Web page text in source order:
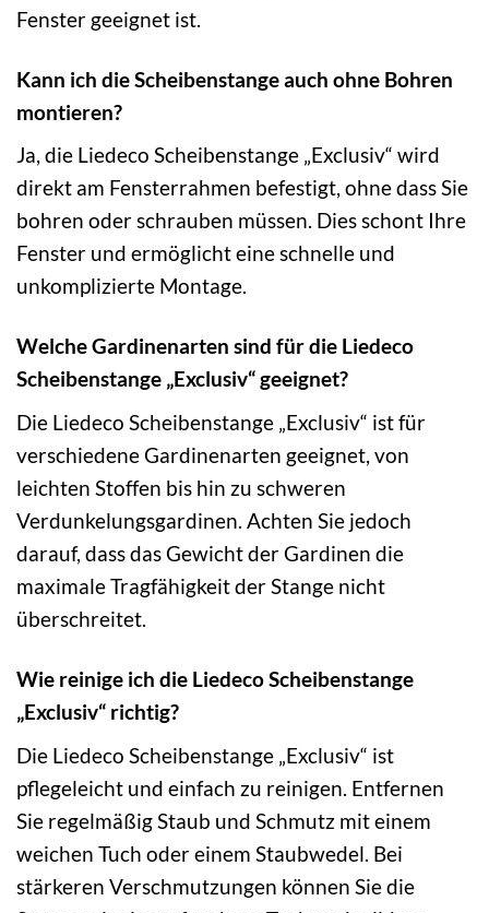
Fenster geeignet ist.
Kann ich die Scheibenstange auch ohne Bohren
montieren?
Ja, die Liedeco Scheibenstange „Exclusiv“ wird
direkt am Fensterrahmen befestigt, ohne dass Sie
bohren oder schrauben müssen. Dies schont Ihre
Fenster und ermöglicht eine schnelle und
unkomplizierte Montage.
Welche Gardinenarten sind für die Liedeco
Scheibenstange „Exclusiv“ geeignet?
Die Liedeco Scheibenstange „Exclusiv“ ist für
verschiedene Gardinenarten geeignet, von
leichten Stoffen bis hin zu schweren
Verdunkelungsgardinen. Achten Sie jedoch
darauf, dass das Gewicht der Gardinen die
maximale Tragfähigkeit der Stange nicht
überschreitet.
Wie reinige ich die Liedeco Scheibenstange
„Exclusiv“ richtig?
Die Liedeco Scheibenstange „Exclusiv“ ist
pflegeleicht und einfach zu reinigen. Entfernen
Sie regelmäßig Staub und Schmutz mit einem
weichen Tuch oder einem Staubwedel. Bei
stärkeren Verschmutzungen können Sie die